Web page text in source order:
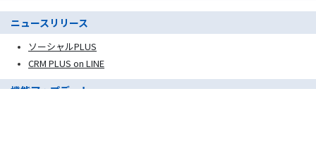
ニュースリリース
ソーシャルPLUS
CRM PLUS on LINE
機能アップデート